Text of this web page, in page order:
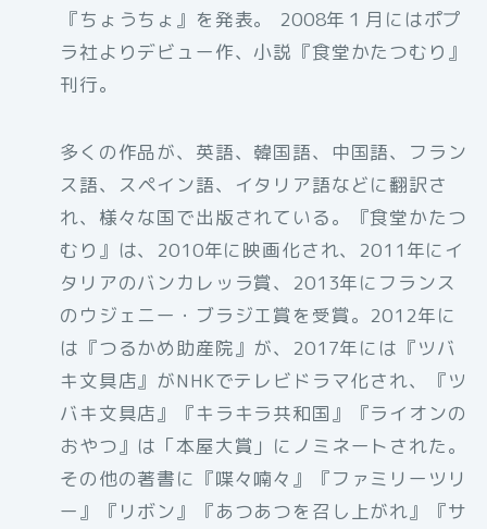
『ちょうちょ』を発表。 2008年１月にはポプ
ラ社よりデビュー作、小説『食堂かたつむり』
刊行。
多くの作品が、英語、韓国語、中国語、フラン
ス語、スペイン語、イタリア語などに翻訳さ
れ、様々な国で出版されている。『食堂かたつ
むり』は、2010年に映画化され、2011年にイ
タリアのバンカレッラ賞、2013年にフランス
のウジェニー・ブラジエ賞を受賞。2012年に
は『つるかめ助産院』が、2017年には『ツバ
キ文具店』がNHKでテレビドラマ化され、『ツ
バキ文具店』『キラキラ共和国』『ライオンの
おやつ』は「本屋大賞」にノミネートされた。
その他の著書に『喋々喃々』『ファミリーツリ
ー』『リボン』『あつあつを召し上がれ』『サ